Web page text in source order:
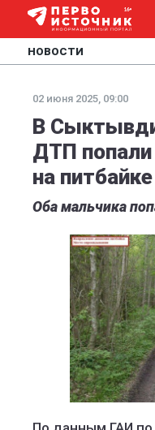
НОВОСТИ
02 июня 2025, 09:00
В
ДТП
на питбайке
Оба мальчика